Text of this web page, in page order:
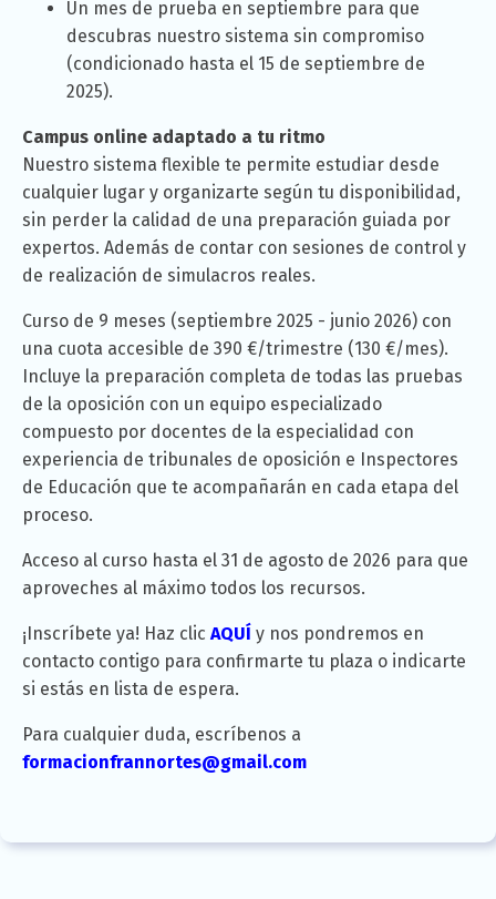
Un mes de prueba en septiembre para que
descubras nuestro sistema sin compromiso
(condicionado hasta el 15 de septiembre de
2025).
Campus online adaptado a tu ritmo
Nuestro sistema flexible te permite estudiar desde
cualquier lugar y organizarte según tu disponibilidad,
sin perder la calidad de una preparación guiada por
expertos. Además de contar con sesiones de control y
de realización de simulacros reales.
Curso de 9 meses (septiembre 2025 - junio 2026) con
una cuota accesible de 390 €/trimestre (130 €/mes).
Incluye la preparación completa de todas las pruebas
de la oposición con un equipo especializado
compuesto por docentes de la especialidad con
experiencia de tribunales de oposición e Inspectores
de Educación que te acompañarán en cada etapa del
proceso.
Acceso al curso hasta el 31 de agosto de 2026 para que
aproveches al máximo todos los recursos.
¡Inscríbete ya! Haz clic AQUÍ y nos pondremos en
contacto contigo para confirmarte tu plaza o indicarte
si estás en lista de espera.
Para cualquier duda, escríbenos a
formacionfrannortes@gmail.com